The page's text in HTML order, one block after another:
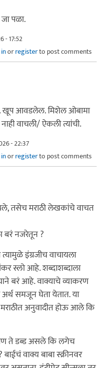
पळा.
- 17:52
orregisterto post comments
आवडलेल. मिशेल ओबामा
वाचली/ ऐकली त्यांची.
- 22:37
orregisterto post comments
तसेच मराठी लेखकांचे वाचत
बरं नजरेतून ?
इंग्रजीच वाचायला
स्लो आहे. शब्दाशब्दाला
बरं आहे. वाक्याचे व्याकरण
अर्थ समजून घेता येतात. या
अनुवादीत होऊ आले कि
पण ते डब्ड असले कि लगेच
वाक्य बाबा स्क्रीनवर